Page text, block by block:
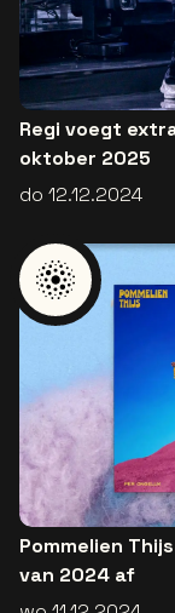
Regi voegt
oktober 2025
do 12.12.2024
Pommelien
van 2024 af